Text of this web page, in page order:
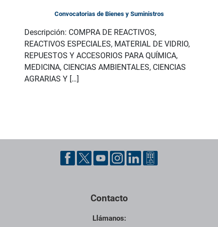
Convocatorias de Bienes y Suministros
Descripción: COMPRA DE REACTIVOS,
REACTIVOS ESPECIALES, MATERIAL DE VIDRIO,
REPUESTOS Y ACCESORIOS PARA QUÍMICA,
MEDICINA, CIENCIAS AMBIENTALES, CIENCIAS
AGRARIAS Y […]
Pie de página con información de contacto, redes sociales y
Contacto
Llámanos: